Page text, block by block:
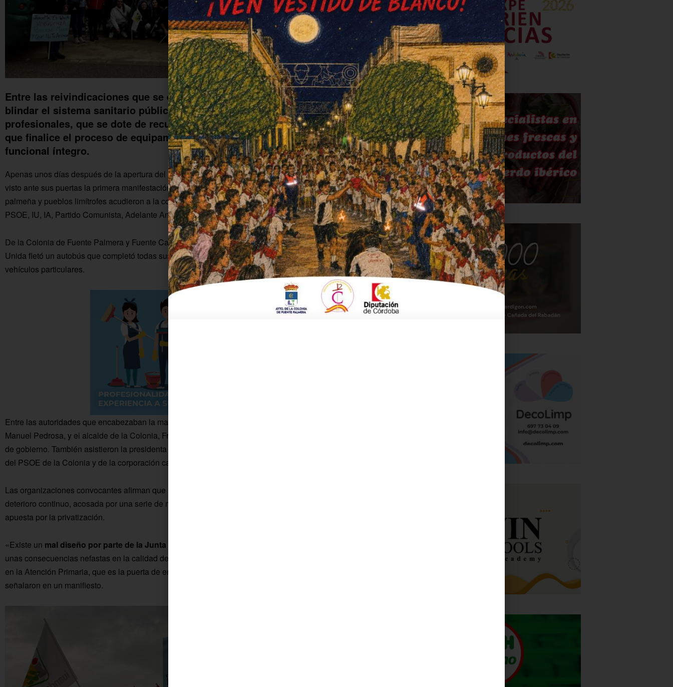
Entre las reivindicaciones que se exigen a la Junta de Andalucía, destacan
blindar el sistema sanitario público, acabar con la precariedad de los
profesionales, que se dote de recursos y sanitarios a los Centros de Salud y
que finalice el proceso de equipamiento del hospital palmeño y su plan
funcional íntegro.
Apenas unos días después de la apertura del Hospital de Alta Resolución de Palma del Río, este ya ha
visto ante sus puertas la primera manifestación. Alrededor de un millar de personas de la localidad
palmeña y pueblos limítrofes acudieron a la convocatoria realizada por sindicatos y partidos de izquierda:
PSOE, IU, IA, Partido Comunista, Adelante Andalucía, CCOO, UGT y SAT.
De la Colonia de Fuente Palmera y Fuente Carreteros asistieron unos cien vecinos y vecinas. Izquierda
Unida fletó un autobús que completó todas sus plazas. El resto de manifestantes se desplazaron en
vehículos particulares.
Entre las autoridades que encabezaban la marcha reivindicativa, el alcalde de Fuente Carreteros, José
Manuel Pedrosa, y el alcalde de la Colonia, Francisco Javier Ruiz, junto a varios miembros de su equipo
de gobierno. También asistieron la presidenta de la ELA de Ochavillo del Río, Aroa Moro, y representantes
del PSOE de la Colonia y de la corporación carretereña.
Las organizaciones convocantes afirman que la sanidad pública andaluza está inmersa en un proceso de
deterioro continuo, acosada por una serie de medidas que se traducen en falta de inversión y una clara
apuesta por la privatización.
«Existe un mal diseño por parte de la Junta de Andalucía
unas consecuencias nefastas en la calidad de la atención sanitaria que recibe la ciudadanía. Sobre todo,
en la Atención Primaria, que es la puerta de entrada al sistema público y la garantía de su equidad»,
señalaron en un manifiesto.